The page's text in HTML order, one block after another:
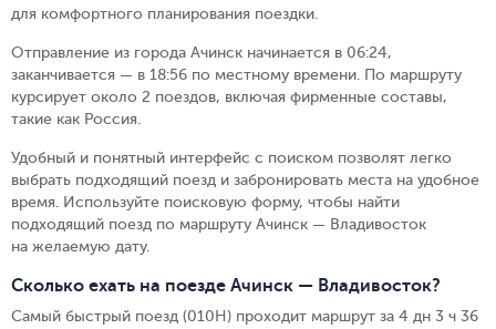
для комфортного планирования поездки.
Отправление из города Ачинск начинается в 06:24,
заканчивается — в 18:56 по местному времени. По маршруту
курсирует около 2 поездов, включая фирменные составы,
такие как Россия.
Удобный и понятный интерфейс с поиском позволят легко
выбрать подходящий поезд и забронировать места на удобное
время. Используйте поисковую форму, чтобы найти
подходящий поезд по маршруту Ачинск — Владивосток
на желаемую дату.
Сколько ехать на поезде Ачинск — Владивосток?
Самый быстрый поезд (010Н) проходит маршрут за 4 дн 3 ч 36